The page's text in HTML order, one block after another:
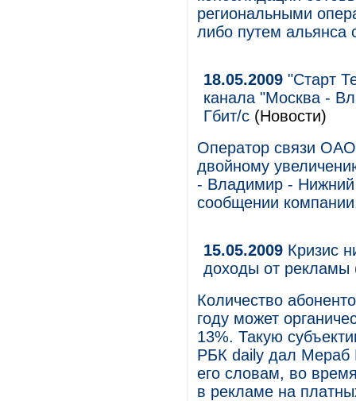
региональными
либо путем альянса
18.05.2009 "Старт
канала "Москва -
Гбит/с (Новости)
Оператор связи ОАО
двойному
- Владимир - Нижний
сообщении
15.05.2009 Кризис
доходы от рекламы
Количество
году может
13%. Такую
РБК daily дал Мераб
его словам, во
в рекламе на